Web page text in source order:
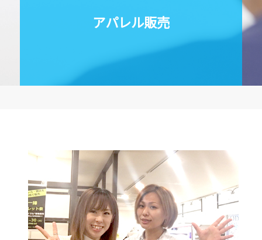
アパレル販売